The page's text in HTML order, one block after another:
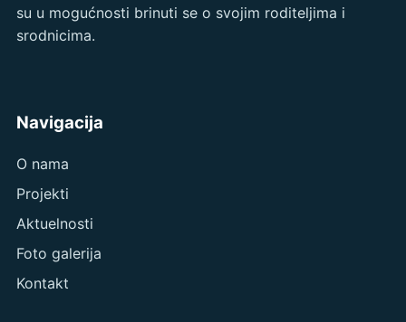
su u mogućnosti brinuti se o svojim roditeljima i
srodnicima.
Navigacija
O nama
Projekti
Aktuelnosti
Foto galerija
Kontakt